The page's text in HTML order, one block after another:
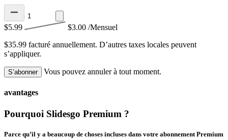
$5.99 $3.00 /Mensuel
$35.99 facturé annuellement. D’autres taxes locales peuvent
s’appliquer.
S’abonner Vous pouvez annuler à tout moment.
avantages
Pourquoi Slidesgo Premium ?
Parce qu’il y a beaucoup de choses incluses dans votre abonnement Premium